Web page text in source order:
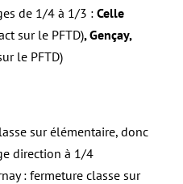
de 1/4 à 1/3 : Celle
sur le PFTD), Gençay,
le PFTD)
sur élémentaire, donc
direction à 1/4
: fermeture classe sur